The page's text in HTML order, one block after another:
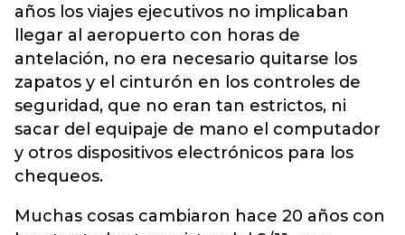
años los viajes ejecutivos no implicaban
llegar al aeropuerto con horas de
antelación, no era necesario quitarse los
zapatos y el cinturón en los controles de
seguridad, que no eran tan estrictos, ni
sacar del equipaje de mano el computador
y otros dispositivos electrónicos para los
chequeos.
Muchas cosas cambiaron hace 20 años con